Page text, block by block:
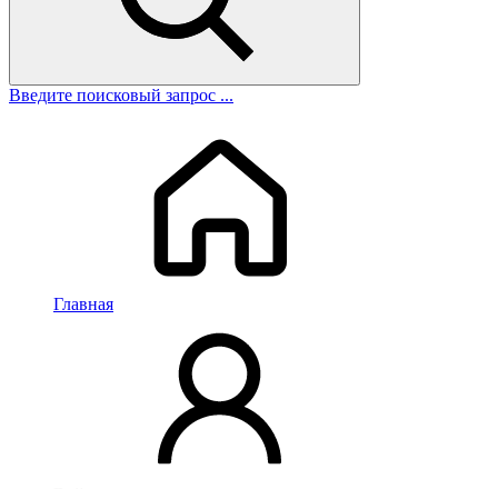
Введите поисковый запрос ...
Главная